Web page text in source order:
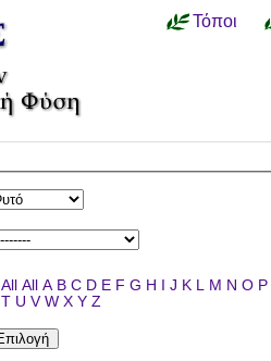
Τόποι
All All A B C D E F G H I J K L M N O P
T U V W X Y Z